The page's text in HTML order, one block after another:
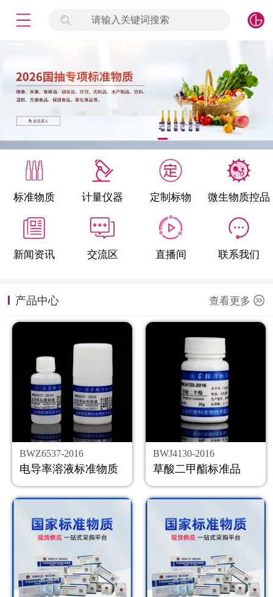
请输入关键词搜索
标准物质 计量仪器 定制标物 微生物质控品
新闻资讯 交流区 直播间 联系我们
产品中心 查看更多
BWZ6537-2016
电导率溶液标准物质
BWJ4130-2016
草酸二甲酯标准品
标准物质
产品专项
微生物检测/质控品
定制标物
定制仪器
新闻资讯
公司主页
购物车
会员中心
联系我们
返回主页